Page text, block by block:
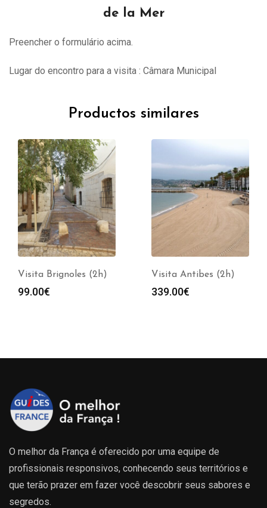
de la Mer
Preencher o formulário acima.
Lugar do encontro para a visita : Câmara Municipal
Productos similares
Visita Brignoles (2h)
99.00€
Visita Antibes (2h)
339.00€
O melhor da França é oferecido por uma equipe de
profissionais responsivos, conhecendo seus territórios e
que terão prazer em fazer você descobrir seus sabores e
segredos.